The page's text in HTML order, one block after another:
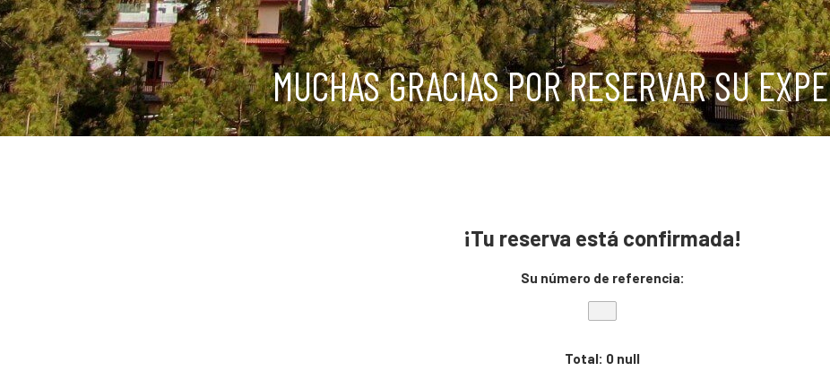
MUCHAS GRACIAS POR RESERVAR SU
¡Tu reserva está confirmada!
Su número de referencia:
Total: 0 null